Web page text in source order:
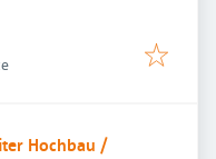
Hochbau /